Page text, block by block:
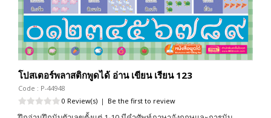
โปสเตอร์พลาสติกพูดได้ อ่าน เขียน เรียน 123
Code : P-44948
0 Review(s) | Be the first to review